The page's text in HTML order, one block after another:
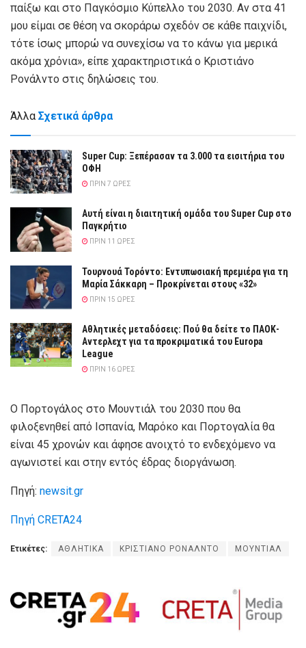
παίξω και στο Παγκόσμιο Κύπελλο του 2030. Αν στα 41
μου είμαι σε θέση να σκοράρω σχεδόν σε κάθε παιχνίδι,
τότε ίσως μπορώ να συνεχίσω να το κάνω για μερικά
ακόμα χρόνια», είπε χαρακτηριστικά ο Κριστιάνο
Ρονάλντο στις δηλώσεις του.
Άλλα Σχετικά άρθρα
Super Cup: Ξεπέρασαν τα 3.000 τα εισιτήρια του
ΟΦΗ
ΠΡΙΝ 7 ΏΡΕΣ
Αυτή είναι η διαιτητική ομάδα του Super Cup στο
Παγκρήτιο
ΠΡΙΝ 11 ΏΡΕΣ
Τουρνουά Τορόντο: Εντυπωσιακή πρεμιέρα για τη
Μαρία Σάκκαρη – Προκρίνεται στους «32»
ΠΡΙΝ 15 ΏΡΕΣ
Αθλητικές μεταδόσεις: Πού θα δείτε το ΠΑΟΚ-
Αντερλεχτ για τα προκριματικά του Europa
League
ΠΡΙΝ 16 ΏΡΕΣ
Ο Πορτογάλος στο Μουντιάλ του 2030 που θα
φιλοξενηθεί από Ισπανία, Μαρόκο και Πορτογαλία θα
είναι 45 χρονών και άφησε ανοιχτό το ενδεχόμενο να
αγωνιστεί και στην εντός έδρας διοργάνωση.
Πηγή: newsit.gr
Πηγή CRETA24
Ετικέτες: ΑΘΛΗΤΙΚΑ ΚΡΙΣΤΙΑΝΟ ΡΟΝΑΛΝΤΟ ΜΟΥΝΤΙΑΛ